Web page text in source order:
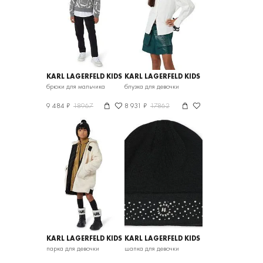
KARL LAGERFELD KIDS
брюки для мальчика
9 484 ₽ 18967
KARL LAGERFELD KIDS
блузка для девочки
8 931 ₽ 17862
KARL LAGERFELD KIDS
парка для девочки
KARL LAGERFELD KIDS
шапка для девочки